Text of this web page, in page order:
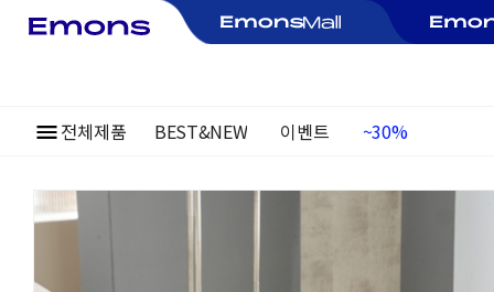
전체제품 BEST&NEW 이벤트
여름정기행사